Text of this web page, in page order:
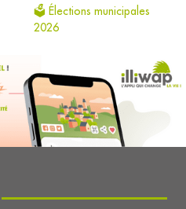
🗳️ Élections municipales
2026